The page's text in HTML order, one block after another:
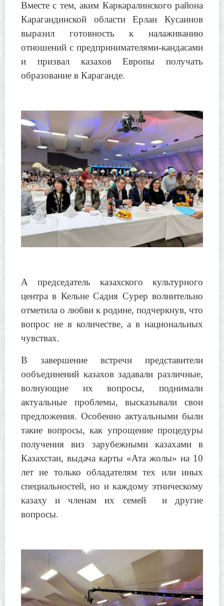
Вместе с тем, аким Каркаралинского района
Карагандинской области Ерлан Кусаинов
выразил готовность к налаживанию
отношений с предпринимателями-кандасами
и призвал казахов Европы получать
образование в Караганде.
А председатель казахского культурного
центра в Кельне Садия Сурер волнительно
отметила о любви к родине, подчеркнув, что
вопрос не в количестве, а в национальных
чувствах.
В завершение встречи представители
ообъединений казахов задавали различные,
волнующие их вопросы, поднимали
актуальные проблемы, высказывали свои
предложения. Особенно актуальными были
такие вопросы, как упрощение процедуры
получения виз зарубежными казахами в
Казахстан, выдача карты «Ата жолы» на 10
лет не только обладателям тех или иных
специальностей, но и каждому этническому
казаху и членам их семей и другие
вопросы.